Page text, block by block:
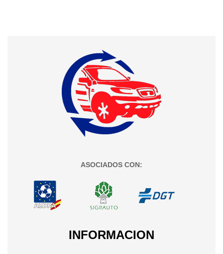
ASOCIADOS CON:
INFORMACION